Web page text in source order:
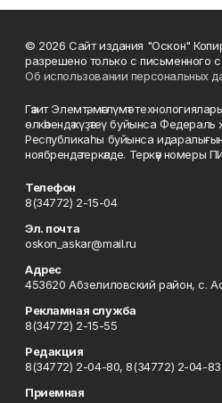
© 2026 Сайт издания "Оскон"
разрешено только с письменного
Об использовании персональных
Гәзит Элемтә, мәғлүмәт
өлкәһендә күҙәтеү буйынса
Республикаһы буйынса
ноябрендә теркәлде. Теркәү
Телефон
8(34772) 2-15-04
Эл. почта
oskon_askar@mail.ru
Адрес
453620 Абзелиловский район, с.
Рекламная служба
8(34772) 2-15-55
Редакция
8(34772) 2-04-80, 8(34772) 2-04-83
Приемная